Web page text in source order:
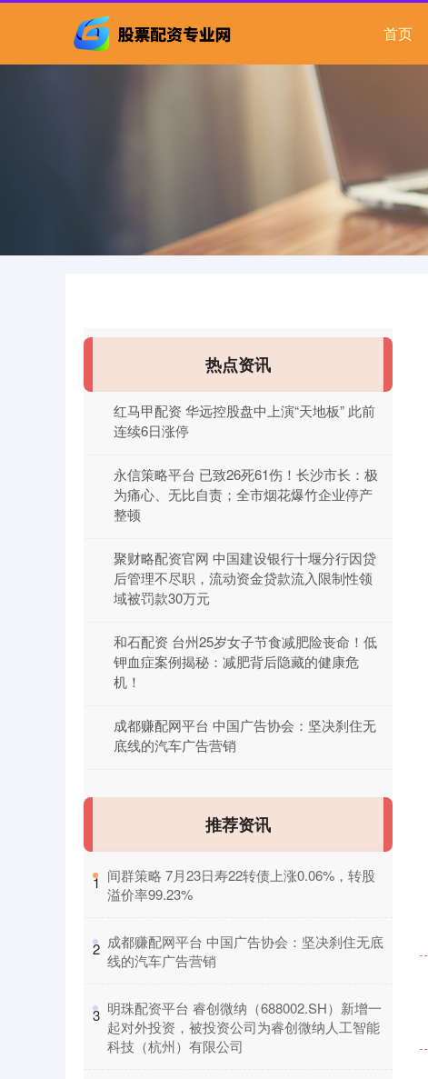
首页
热点资讯
红马甲配资 华远控股盘中上演“天地板” 此前
连续6日涨停
永信策略平台 已致26死61伤！长沙市长：极
为痛心、无比自责；全市烟花爆竹企业停产
整顿
聚财略配资官网 中国建设银行十堰分行因贷
后管理不尽职，流动资金贷款流入限制性领
域被罚款30万元
和石配资 台州25岁女子节食减肥险丧命！低
钾血症案例揭秘：减肥背后隐藏的健康危
机！
成都赚配网平台 中国广告协会：坚决刹住无
底线的汽车广告营销
推荐资讯
1 ​间群策略 7月23日寿22转债上涨0.06%，转股
溢价率99.23%
2 ​成都赚配网平台 中国广告协会：坚决刹住无底
线的汽车广告营销
3 ​明珠配资平台 睿创微纳（688002.SH）新增一
起对外投资，被投资公司为睿创微纳人工智能
科技（杭州）有限公司